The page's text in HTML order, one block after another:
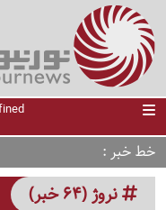
خط خبر
نروژ (64 خبر)